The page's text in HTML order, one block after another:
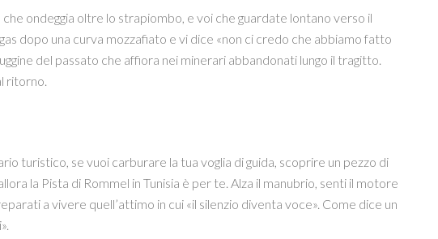
ondeggia oltre lo strapiombo, e voi che guardate lontano verso il
dopo una curva mozzafiato e vi dice «non ci credo che abbiamo fatto
del passato che affiora nei minerari abbandonati lungo il tragitto.
ritorno.
turistico, se vuoi carburare la tua voglia di guida, scoprire un pezzo di
la Pista di Rommel in Tunisia è per te. Alza il manubrio, senti il motore
a vivere quell’attimo in cui «il silenzio diventa voce». Come dice un